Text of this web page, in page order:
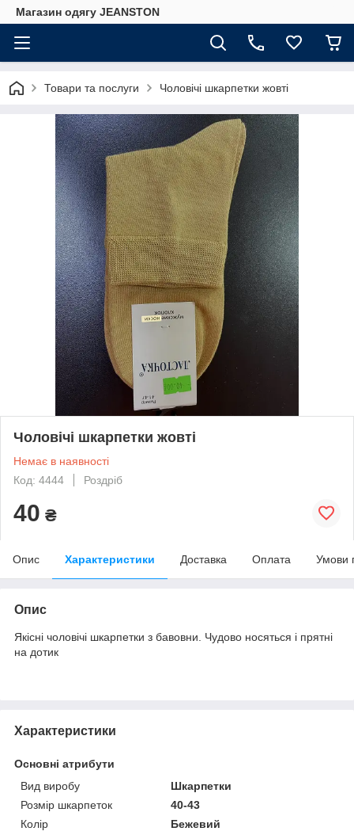
Магазин одягу JEANSTON
Товари та послуги Чоловічі шкарпетки жовті
Чоловічі шкарпетки жовті
Немає в наявності
Код: 4444
Роздріб
40 ₴
Опис Характеристики Доставка Оплата Умови
Опис
Якісні чоловічі шкарпетки з бавовни. Чудово носяться і прятні
на дотик
Характеристики
Основні атрибути
Вид виробу
Шкарпетки
Розмір шкарпеток
40-43
Колір
Бежевий